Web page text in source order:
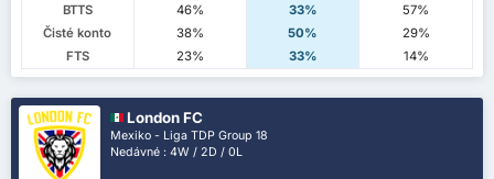
BTTS
46% 33%
57%
Čisté konto
38% 50%
29%
FTS
23% 33% 14%
London FC
Mexiko - Liga TDP Group 18
Nedávné : 4W / 2D / 0L